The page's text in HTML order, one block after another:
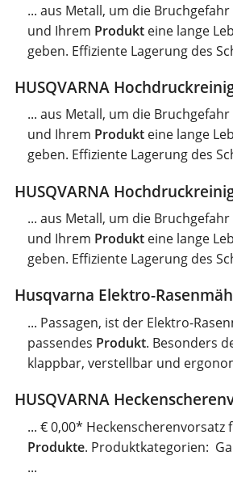
... aus Metall, um die
und Ihrem Produkt eine lange
geben. Effiziente Lagerung des
HUSQVARNA
... aus Metall, um die
und Ihrem Produkt eine lange
geben. Effiziente Lagerung des
HUSQVARNA
... aus Metall, um die
und Ihrem Produkt eine lange
geben. Effiziente Lagerung des
Husqvarna Elektro-
... Passagen, ist der Elektro-
passendes Produkt. Besonders
klappbar, verstellbar und
HUSQVARNA
... € 0,00* Heckenscherenvorsatz
Produkte. Produktkategorien:
...